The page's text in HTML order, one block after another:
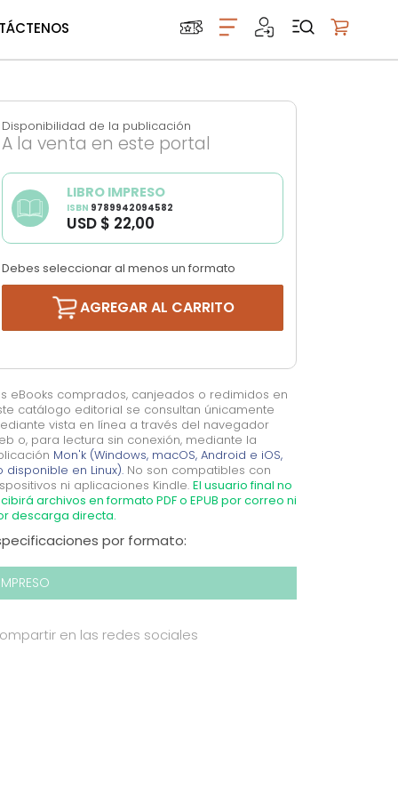
Disponibilidad de la publicación
A la venta en este portal
LIBRO IMPRESO
ISBN 9789942094582
USD $ 22,00
Debes seleccionar al menos un formato
AGREGAR AL CARRITO
eBooks comprados, canjeados o redimidos en
catálogo editorial se consultan únicamente
vista en línea a través del navegador
o, para lectura sin conexión, mediante la
Mon'k (Windows, macOS, Android e iOS,
disponible en Linux).No son compatibles con
ni aplicaciones Kindle. El usuario final no
archivos en formato PDF o EPUB por correo ni
descarga directa.
por formato:
en las redes sociales